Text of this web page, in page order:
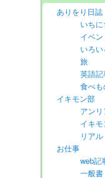
ありをり日誌
いち
イベン
いろい
旅
英語記
食べも
イキモン部
アン
イキ
リアル
お仕事
web記
一般書